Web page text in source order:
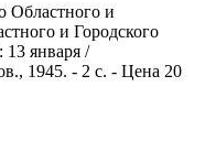
Областного и
и Городского
января /
1945. - 2 с. - Цена 20